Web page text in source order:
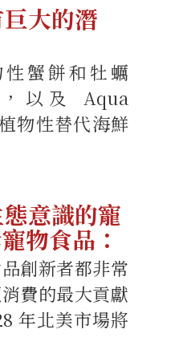
大的潛
蟹餅和牡蠣
以及 Aqua
物性替代海鮮
意識的寵
物食品：
創新者都非常
費的最大貢獻
年北美市場將